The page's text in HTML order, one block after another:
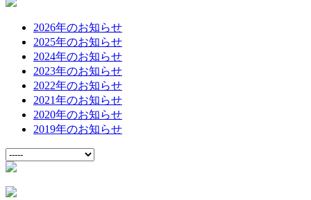
2026年のお知らせ
2025年のお知らせ
2024年のお知らせ
2023年のお知らせ
2022年のお知らせ
2021年のお知らせ
2020年のお知らせ
2019年のお知らせ